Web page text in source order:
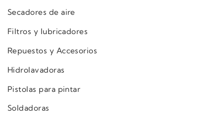
Secadores de aire
Filtros y lubricadores
Repuestos y Accesorios
Hidrolavadoras
Pistolas para pintar
Soldadoras